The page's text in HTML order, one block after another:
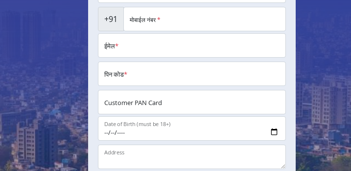
+91 मोबाईल नंबर*
ईमेल*
पिन कोड*
Customer PAN Card
Date of Birth (must be 18+)
Address